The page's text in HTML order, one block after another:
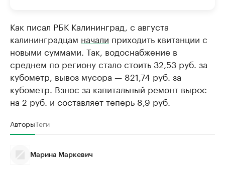
Как писал РБК Калининград, с августа
калининградцам начали приходить квитанции с
новыми суммами. Так, водоснабжение в
среднем по региону стало стоить 32,53 руб. за
кубометр, вывоз мусора — 821,74 руб. за
кубометр. Взнос за капитальный ремонт вырос
на 2 руб. и составляет теперь 8,9 руб.
АвторыТеги
Марина Маркевич